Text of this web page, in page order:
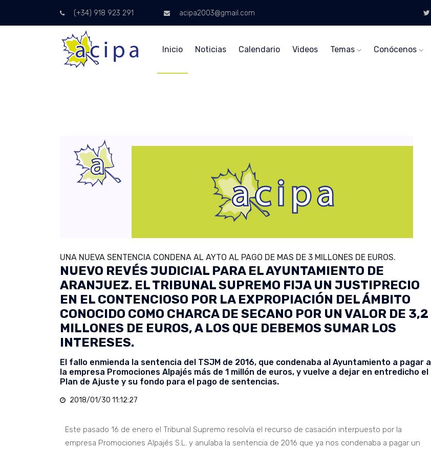
(+34) 918 923 291 acipa2003@gmail.com
Inicio Noticias Calendario Videos Temas Conócenos
UNA NUEVA SENTENCIA CONDENA AL AYTO AL PAGO DE MAS DE 3 MILLONES DE EUROS.
NUEVO REVÉS JUDICIAL PARA EL AYUNTAMIENTO DE
ARANJUEZ. EL TRIBUNAL SUPREMO FIJA UN JUSTIPRECIO
EN EL CONTENCIOSO POR LA EXPROPIACIÓN DEL ÁMBITO
CONOCIDO COMO CHARCA DE SECANO POR UN VALOR DE 3,2
MILLONES DE EUROS, A LOS QUE DEBEMOS SUMAR LOS
INTERESES.
El fallo enmienda la sentencia del TSJM de 2016, que condenaba al Ayuntamiento a pagar a
la empresa Promociones Alpajés más de 1 millón de euros, y vuelve a dejar en entredicho el
Plan de Ajuste y su fondo para el pago de sentencias.
2018/01/30 11:12:27
Este pasado 16 de enero el Tribunal Supremo resolvía el recurso de casación interpuesto por la
empresa Promociones Alpajés S.L. y anulaba la sentencia de 2016 que ya nos condenaba a pagar un